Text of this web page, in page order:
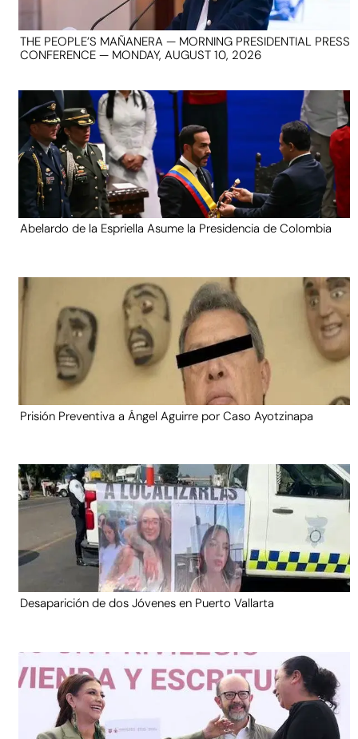
THE PEOPLE’S MAÑANERA — MORNING PRESIDENTIAL PRESS
CONFERENCE — MONDAY, AUGUST 10, 2026
Abelardo de la Espriella Asume la Presidencia de Colombia
Prisión Preventiva a Ángel Aguirre por Caso Ayotzinapa
Desaparición de dos Jóvenes en Puerto Vallarta